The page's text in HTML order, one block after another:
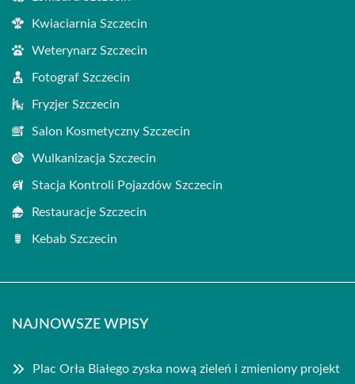
Kwiaciarnia Szczecin
Weterynarz Szczecin
Fotograf Szczecin
Fryzjer Szczecin
Salon Kosmetyczny Szczecin
Wulkanizacja Szczecin
Stacja Kontroli Pojazdów Szczecin
Restauracje Szczecin
Kebab Szczecin
NAJNOWSZE WPISY
Plac Orła Białego zyska nową zieleń i zmieniony projekt